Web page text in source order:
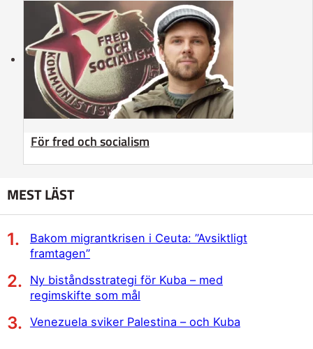
För fred och socialism
MEST LÄST
Bakom migrantkrisen i Ceuta: ”Avsiktligt
framtagen”
Ny biståndsstrategi för Kuba – med
regimskifte som mål
Venezuela sviker Palestina – och Kuba